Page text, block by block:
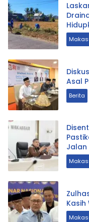
Asal
Berita
Jalan
Kasih